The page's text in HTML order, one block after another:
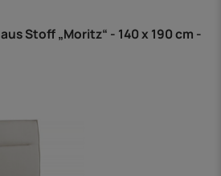
Stoff „Moritz“ - 140 x 190 cm -